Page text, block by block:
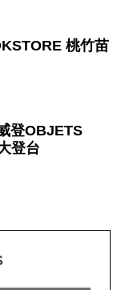
桃竹苗
登OBJETS
登台